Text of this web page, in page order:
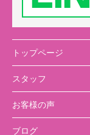
トップページ
スタッフ
お客様の声
ブログ